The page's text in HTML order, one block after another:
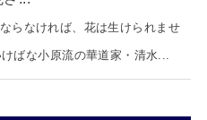
ならなければ、花は生けられませ
ばな小原流の華道家・清水...